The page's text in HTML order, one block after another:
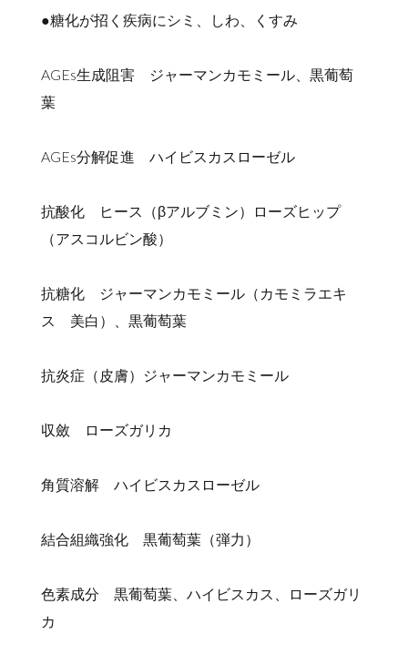
●糖化が招く疾病にシミ、しわ、くすみ
AGEs生成阻害 ジャーマンカモミール、黒葡萄
葉
AGEs分解促進 ハイビスカスローゼル
抗酸化 ヒース（βアルブミン）ローズヒップ
（アスコルビン酸）
抗糖化 ジャーマンカモミール（カモミラエキ
ス 美白）、黒葡萄葉
抗炎症（皮膚）ジャーマンカモミール
収斂 ローズガリカ
角質溶解 ハイビスカスローゼル
結合組織強化 黒葡萄葉（弾力）
色素成分 黒葡萄葉、ハイビスカス、ローズガリ
カ